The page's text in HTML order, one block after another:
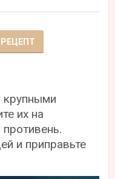
РЕЦЕПТ
крупными
их на
и приправьте